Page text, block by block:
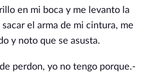
en mi boca y me levanto la
el arma de mi cintura, me
y noto que se asusta.
perdon, yo no tengo porque.-